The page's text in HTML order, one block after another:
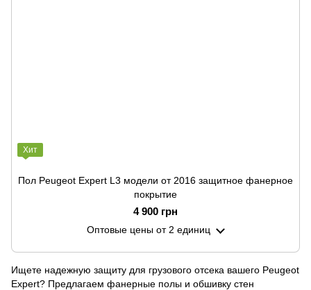
Хит
Пол Peugeot Expert L3 модели от 2016 защитное фанерное
покрытие
4 900 грн
Оптовые ценыот 2 единиц
Ищете надежную защиту для грузового отсека вашего Peugeot
Expert? Предлагаем фанерные полы и обшивку стен